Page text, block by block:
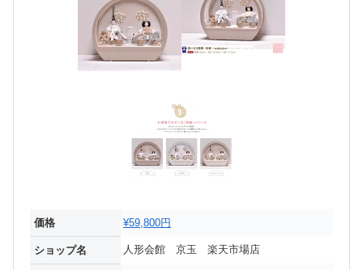
価格 ¥59,800円
ショップ名 人形会館 京玉 楽天市場店